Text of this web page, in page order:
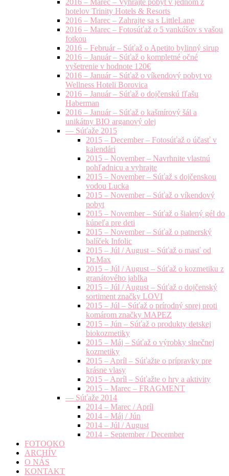
hotelov Trinity Hotels & Resorts
2016 – Marec – Zahrajte sa s LittleLane
2016 – Marec – Fotosúťaž o 5 vankúšov s vašou
fotkou
2016 – Február – Súťaž o Apetito bylinný sirup
2016 – Január – Súťaž o kompletné očné
vyšetrenie v hodnote 120€
2016 – Január – Súťaž o víkendový pobyt vo
Wellness Hoteli Borovica
2016 – Január – Súťaž o dojčenskú fľašu
Haberman
2016 – Január – Súťaž o kašmírový šál a
unikátny BIO arganový olej
— Súťaže 2015
2015 – December – Fotosúťaž o účasť v
kalendári
2015 – November – Navrhnite vlastnú
pohľadnicu a vyhrajte
2015 – November – Súťaž s dojčenskou
vodou Lucka
2015 – November – Súťaž o víkendový
pobyt
2015 – November – Súťaž o šialený gél do
kúpeľa pre deti
2015 – November – Súťaž o patnerský
balíček Infolic
2015 – Júl / August – Súťaž o masť od
Dr.Max
2015 – Júl / August – Súťaž o kozmetiku z
granátového jablka
2015 – Júl / August – Súťaž o dojčenský
sortiment značky LOVI
2015 – Júl – Súťaž o prírodný sprej proti
komárom značky MAPEZ
2015 – Jún – Súťaž o produkty detskej
biokozmetiky
2015 – Máj – Súťaž o výrobky slnečnej
kozmetiky
2015 – Apríl – Súťažte o prípravky pre
krásne vlasy
2015 – Apríl – Súťažte o hry a aktivity
2015 – Marec – FRAGMENT
— Súťaže 2014
2014 – Marec / Apríl
2014 – Máj / Jún
2014 – Júl / August
2014 – September / December
FOTOOKO
ARCHÍV
O NÁS
KONTAKT